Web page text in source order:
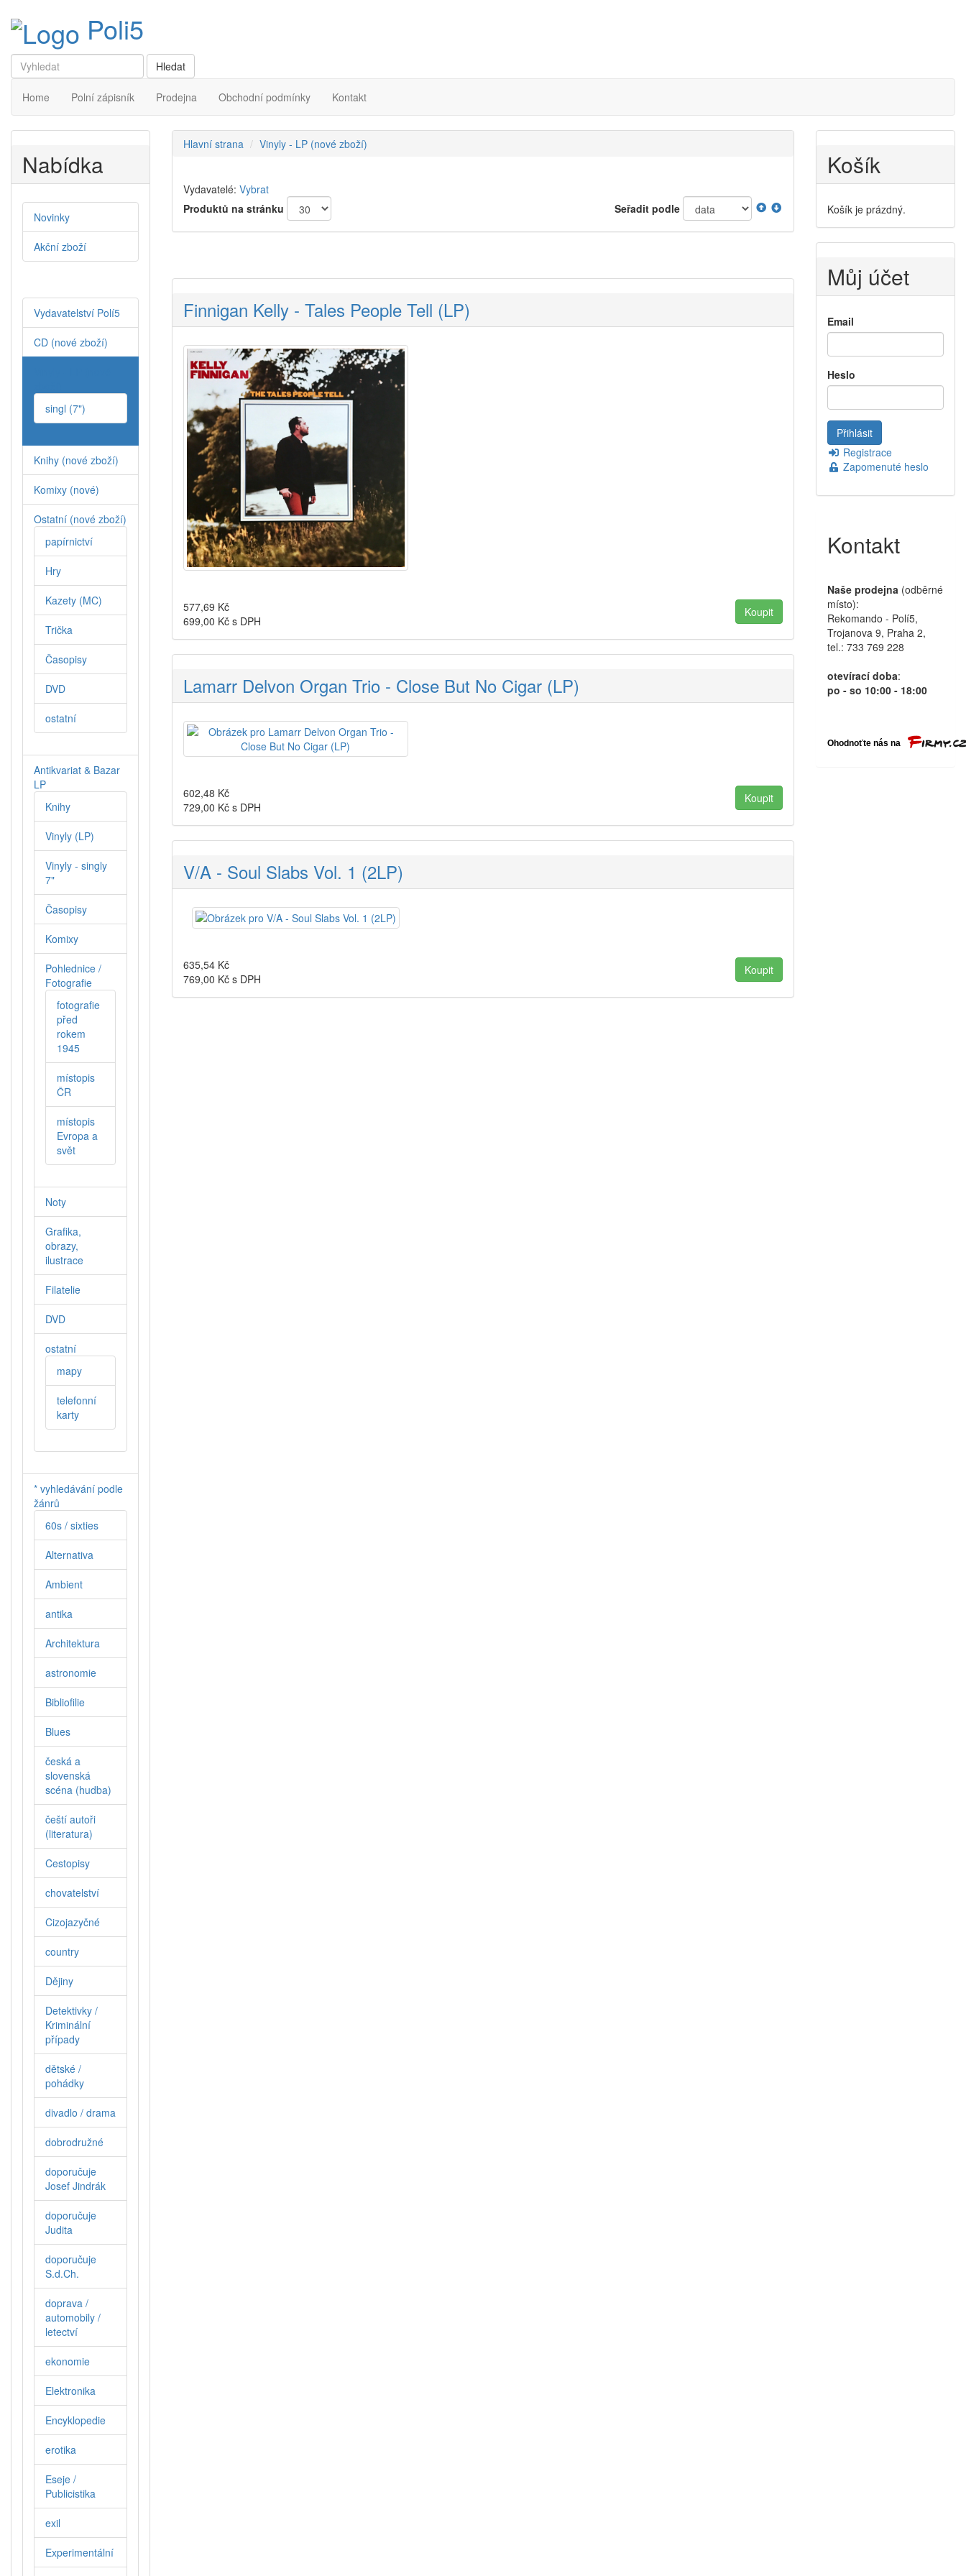
Poli5
Home Polní zápisník Prodejna Obchodní podmínky Kontakt
Hlavní strana Vinyly - LP (nové zboží)
Vydavatelé: Vybrat
Produktů na stránku
Seřadit podle
Finnigan Kelly - Tales People Tell (LP)
577,69 Kč
699,00 Kč s DPH
Lamarr Delvon Organ Trio - Close But No Cigar (LP)
602,48 Kč
729,00 Kč s DPH
V/A - Soul Slabs Vol. 1 (2LP)
635,54 Kč
769,00 Kč s DPH
Nabídka
Novinky
Akční zboží
Vydavatelství Polí5
CD (nové zboží)
singl (7")
Knihy (nové zboží)
Komixy (nové)
Ostatní (nové zboží)
papírnictví
Hry
Kazety (MC)
Trička
Časopisy
DVD
ostatní
Antikvariat & Bazar
LP
Knihy
Vinyly (LP)
Vinyly - singly
7"
Časopisy
Komixy
Pohlednice /
Fotografie
fotografie
před
rokem
1945
místopis
ČR
místopis
Evropa a
svět
Noty
Grafika,
obrazy,
ilustrace
Filatelie
DVD
ostatní
mapy
telefonní
karty
* vyhledávání podle
žánrů
60s / sixties
Alternativa
Ambient
antika
Architektura
astronomie
Bibliofilie
Blues
česká a
slovenská
scéna (hudba)
čeští autoři
(literatura)
Cestopisy
chovatelství
Cizojazyčné
country
Dějiny
Detektivky /
Kriminální
případy
dětské /
pohádky
divadlo / drama
dobrodružné
doporučuje
Josef Jindrák
doporučuje
Judita
doporučuje
S.d.Ch.
doprava /
automobily /
letectví
ekonomie
Elektronika
Encyklopedie
erotika
Eseje /
Publicistika
exil
Experimentální
Košík
Košík je prázdný.
Můj účet
Email
Heslo
Registrace
Zapomenuté heslo
Kontakt
Naše prodejna (odběrné
místo):
Rekomando - Polí5,
Trojanova 9, Praha 2,
tel.: 733 769 228
otevírací doba:
po - so 10:00 - 18:00